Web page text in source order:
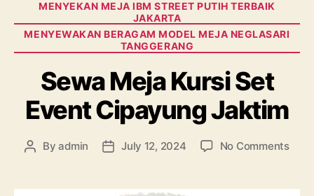
MENYEKAN MEJA IBM STREET PUTIH TERBAIK
JAKARTA
MENYEWAKAN BERAGAM MODEL MEJA NEGLASARI
TANGGERANG
Sewa Meja Kursi Set
Event Cipayung Jaktim
PostByadmin
PostJuly 12, 2024 No Commentson
Kursi